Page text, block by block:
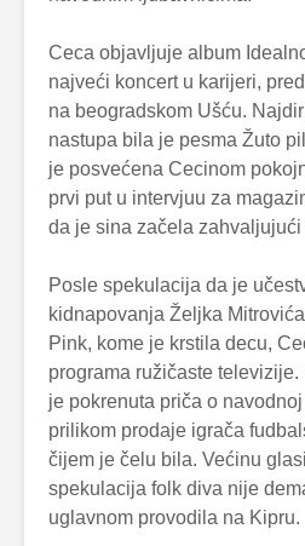
Ceca objavljuje album
najveći koncert u karijeri,
na beogradskom Ušću.
nastupa bila je pesma Žuto
je posvećena Cecinom
prvi put u intervjuu za
da je sina začela
Posle spekulacija da je
kidnapovanja Željka
Pink, kome je krstila decu,
programa ružičaste
je pokrenuta priča o
prilikom prodaje igrača
čijem je čelu bila. Većinu
spekulacija folk diva nije
uglavnom provodila na Kipru.